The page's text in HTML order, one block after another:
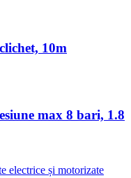
10m
max 8 bari, 1.8
electrice și motorizate